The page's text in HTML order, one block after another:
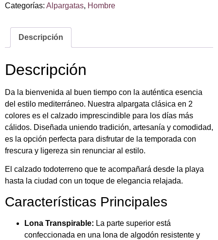
Categorías: Alpargatas, Hombre
Descripción
Descripción
Da la bienvenida al buen tiempo con la auténtica esencia
del estilo mediterráneo. Nuestra alpargata clásica en 2
colores es el calzado imprescindible para los días más
cálidos. Diseñada uniendo tradición, artesanía y comodidad,
es la opción perfecta para disfrutar de la temporada con
frescura y ligereza sin renunciar al estilo.
El calzado todoterreno que te acompañará desde la playa
hasta la ciudad con un toque de elegancia relajada.
Características Principales
Lona Transpirable: La parte superior está
confeccionada en una lona de algodón resistente y